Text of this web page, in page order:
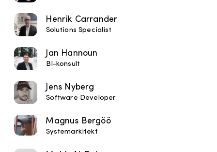
Henrik Carrander
Solutions Specialist
Jan Hannoun
BI-konsult
Jens Nyberg
Software Developer
Magnus Bergöö
Systemarkitekt